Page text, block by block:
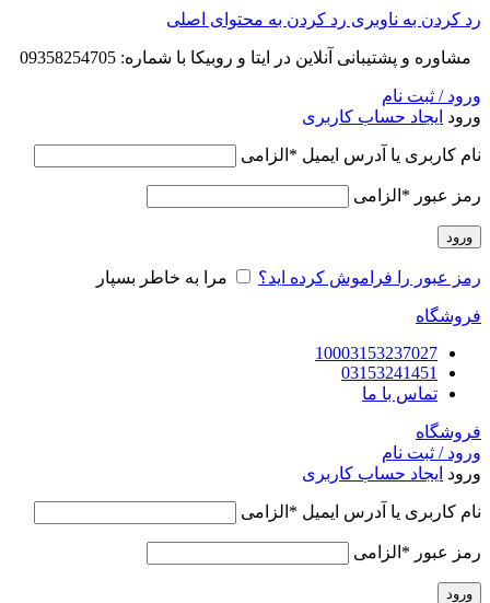
رد کردن به ناوبری رد کردن به محتوای اصلی
مشاوره و پشتیبانی آنلاین در ایتا و روبیکا با شماره: 09358254705
ورود / ثبت نام
ورود ایجاد حساب کاربری
نام کاربری یا آدرس ایمیل * الزامی
رمز عبور * الزامی
ورود
رمز عبور را فراموش کرده اید؟ مرا به خاطر بسپار
فروشگاه
10003153237027
03153241451
تماس با ما
فروشگاه
ورود / ثبت نام
ورود ایجاد حساب کاربری
نام کاربری یا آدرس ایمیل * الزامی
رمز عبور * الزامی
ورود